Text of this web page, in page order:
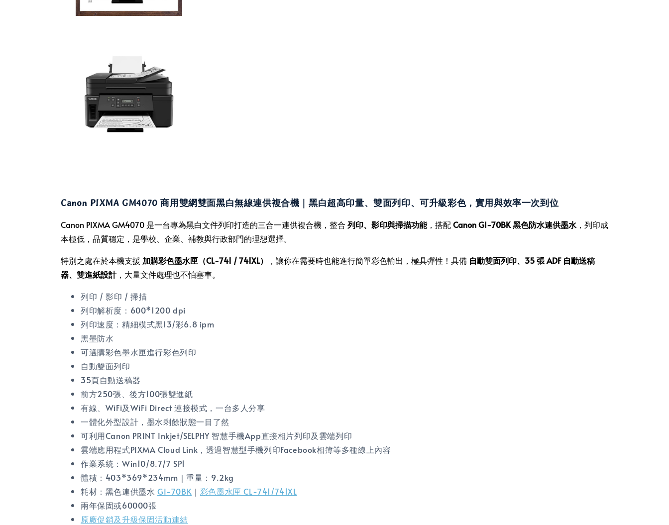
Canon PIXMA GM4070 商用雙網雙面黑白無線連供複合機 ｜黑白超高印量、雙面列印、可升級彩色，實用與效率一次到位
Canon PIXMA GM4070 是一台專為黑白文件列印打造的三合一連供複合機，整合 列印、影印與掃描功能，搭配Canon GI-70BK 黑色防水連供墨水 ，列印成
本極低，品質穩定，是學校、企業、補教與行政部門的理想選擇。
特別之處在於本機支援 加購彩色墨水匣（CL-741 / 741XL） ，讓你在需要時也能進行簡單彩色輸出，極具彈性！具備 自動雙面列印、35 張 ADF 自動送稿
器、雙進紙設計，大量文件處理也不怕塞車。
列印 / 影印 / 掃描
列印解析度：600*1200 dpi
列印速度：精細模式黑13/彩6.8 ipm
黑墨防水
可選購彩色墨水匣進行彩色列印
自動雙面列印
35頁自動送稿器
前方250張、後方100張雙進紙
有線、WiFi及WiFi Direct 連接模式，一台多人分享
一體化外型設計，墨水剩餘狀態一目了然
可利用Canon PRINT Inkjet/SELPHY 智慧手機App直接相片列印及雲端列印
雲端應用程式PIXMA Cloud Link，透過智慧型手機列印Facebook相簿等多種線上內容
作業系統：Win10/8.7/7 SP1
體積：403*369*234mm｜重量：9.2kg
耗材：黑色連供墨水GI-70BK ｜ 彩色墨水匣 CL-741/741XL
兩年保固或60000張
原廠促銷及升級保固活動連結